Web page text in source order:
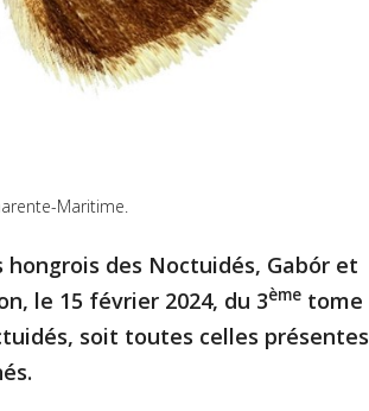
Maritime.
des Noctuidés, Gabór et
le 15 février 2024, du 3ème tome
soit toutes celles présentes